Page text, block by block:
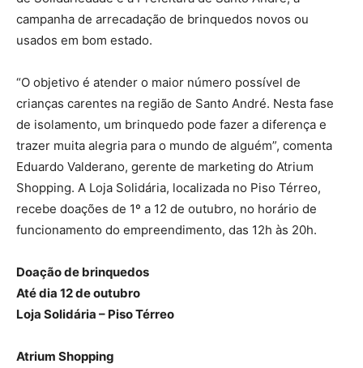
campanha de arrecadação de brinquedos novos ou
usados em bom estado.
“O objetivo é atender o maior número possível de
crianças carentes na região de Santo André. Nesta fase
de isolamento, um brinquedo pode fazer a diferença e
trazer muita alegria para o mundo de alguém”, comenta
Eduardo Valderano, gerente de marketing do Atrium
Shopping. A Loja Solidária, localizada no Piso Térreo,
recebe doações de 1º a 12 de outubro, no horário de
funcionamento do empreendimento, das 12h às 20h.
Doação de brinquedos
Até dia 12 de outubro
Loja Solidária – Piso Térreo
Atrium Shopping